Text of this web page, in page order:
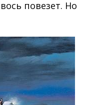
повезет. Но